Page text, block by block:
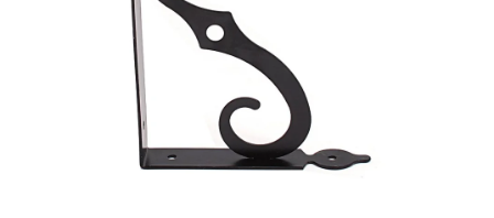
PARKOVACÍ BLOKÁDY